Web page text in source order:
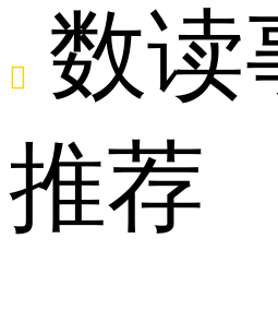
一

数读
推荐